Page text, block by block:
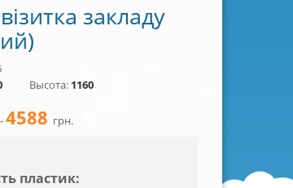
закладу
Высота: 1160
4588 грн.
пластик: